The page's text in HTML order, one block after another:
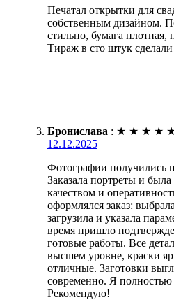
Печатал открытки для
собственным дизайном.
стильно, бумага плотная,
Тираж в сто штук
Бронислава : ★ ★ ★ ★
12.12.2025
Фотографии получились
Заказала портреты и
качеством и
оформлялся заказ:
загрузила и указала
время пришло
готовые работы. Все
высшем уровне, краски
отличные. Заготовки
современно. Я полностью
Рекомендую!